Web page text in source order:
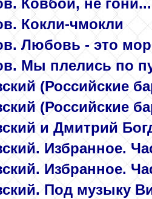
Кокли-чмокли
Любовь - это
Мы плелись по
(Российские
(Российские
и Дмитрий
Избранное.
Избранное.
Под музыку